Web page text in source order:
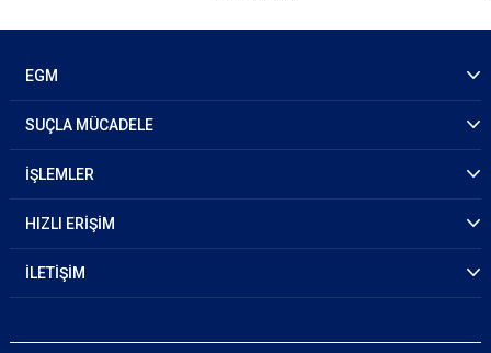
EGM
SUÇLA MÜCADELE
İŞLEMLER
HIZLI ERİŞİM
İLETİŞİM